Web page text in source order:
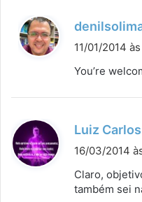
11/01/2014
You’re
Luiz
16/03/2014
Claro,
também sei